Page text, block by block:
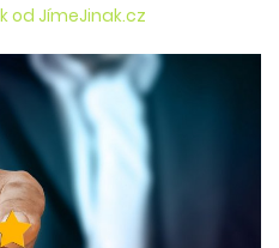
od JímeJinak.cz